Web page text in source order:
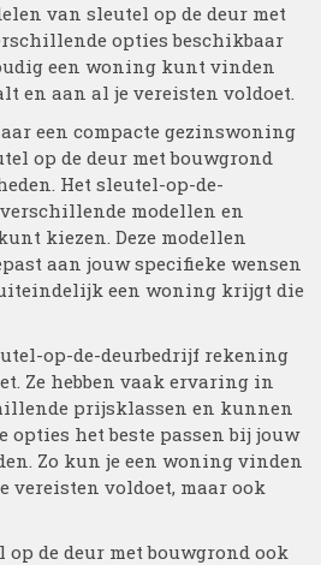
van sleutel op de deur met
opties beschikbaar
een woning kunt vinden
en aan al je vereisten voldoet.
een compacte gezinswoning
op de deur met bouwgrond
Het sleutel-op-de-
modellen en
kiezen. Deze modellen
aan jouw specifieke wensen
een woning krijgt die
op-de-deurbedrijf rekening
Ze hebben vaak ervaring in
prijsklassen en kunnen
opties het beste passen bij jouw
Zo kun je een woning vinden
vereisten voldoet, maar ook
de deur met bouwgrond ook